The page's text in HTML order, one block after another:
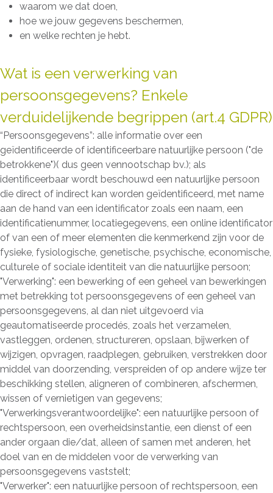
waarom we dat doen,
hoe we jouw gegevens beschermen,
en welke rechten je hebt.
Wat is een verwerking van
persoonsgegevens? Enkele
verduidelijkende begrippen (art.4 GDPR)
“Persoonsgegevens”: alle informatie over een
geïdentificeerde of identificeerbare natuurlijke persoon ("de
betrokkene")( dus geen vennootschap bv.); als
identificeerbaar wordt beschouwd een natuurlijke persoon
die direct of indirect kan worden geïdentificeerd, met name
aan de hand van een identificator zoals een naam, een
identificatienummer, locatiegegevens, een online identificator
of van een of meer elementen die kenmerkend zijn voor de
fysieke, fysiologische, genetische, psychische, economische,
culturele of sociale identiteit van die natuurlijke persoon;
"Verwerking": een bewerking of een geheel van bewerkingen
met betrekking tot persoonsgegevens of een geheel van
persoonsgegevens, al dan niet uitgevoerd via
geautomatiseerde procedés, zoals het verzamelen,
vastleggen, ordenen, structureren, opslaan, bijwerken of
wijzigen, opvragen, raadplegen, gebruiken, verstrekken door
middel van doorzending, verspreiden of op andere wijze ter
beschikking stellen, aligneren of combineren, afschermen,
wissen of vernietigen van gegevens;
"Verwerkingsverantwoordelijke": een natuurlijke persoon of
rechtspersoon, een overheidsinstantie, een dienst of een
ander orgaan die/dat, alleen of samen met anderen, het
doel van en de middelen voor de verwerking van
persoonsgegevens vaststelt;
"Verwerker": een natuurlijke persoon of rechtspersoon, een